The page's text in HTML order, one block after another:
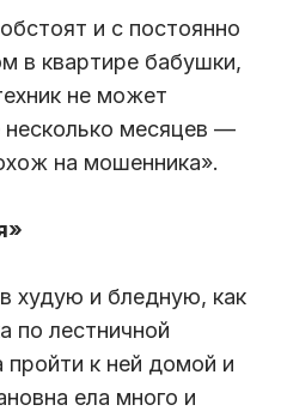
и с постоянно
в квартире бабушки,
не может
месяцев —
на мошенника».
худую и бледную, как
по лестничной
к ней домой и
ела много и